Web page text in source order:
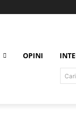
OPINI